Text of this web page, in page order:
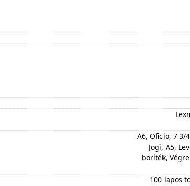
A6, Oficio, 7 3/
Jogi, A5,
boríték,
100 lapos